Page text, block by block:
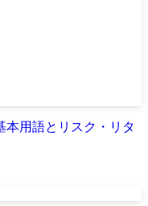
本用語とリスク・リタ